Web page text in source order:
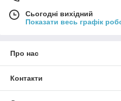
Сьогодні вихідний
Показати весь графік
Про нас
Контакти